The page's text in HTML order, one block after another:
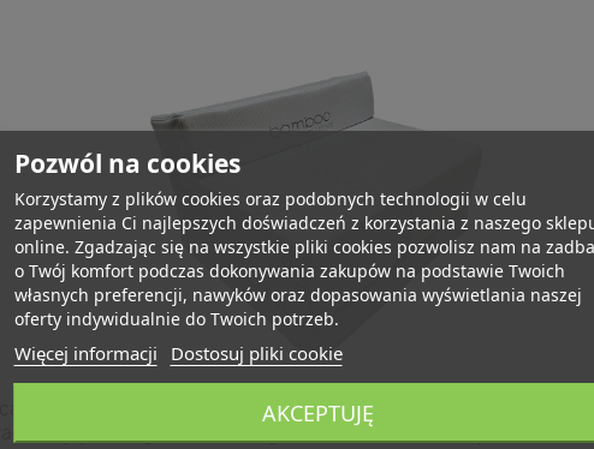
umożliwia korzystanie z piankowego materaca zarówno przez
odgrywa wilgotność, dlatego pianka nie powinna być narażona
Pozwól na cookies
Korzystamy z plików cookies oraz podobnych technologii w celu
zapewnienia Ci najlepszych doświadczeń z korzystania z naszego
online. Zgadzając się na wszystkie pliki cookies pozwolisz nam na
o Twój komfort podczas dokonywania zakupów na podstawie Twoich
własnych preferencji, nawyków oraz dopasowania wyświetlania naszej
oferty indywidualnie do Twoich potrzeb.
Więcej informacji Dostosuj pliki cookie
AKCEPTUJĘ